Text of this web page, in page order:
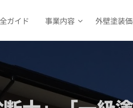
ガイド 事業内容 外壁塗装